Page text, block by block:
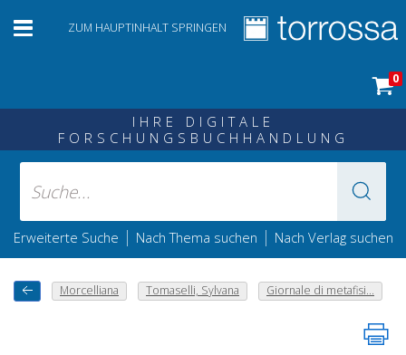
ZUM HAUPTINHALT SPRINGEN
0
IHRE DIGITALE
FORSCHUNGSBUCHHANDLUNG
Erweiterte Suche | Nach Thema suchen | Nach Verlag suchen
Morcelliana Tomaselli, Sylvana Giornale di metafisi...